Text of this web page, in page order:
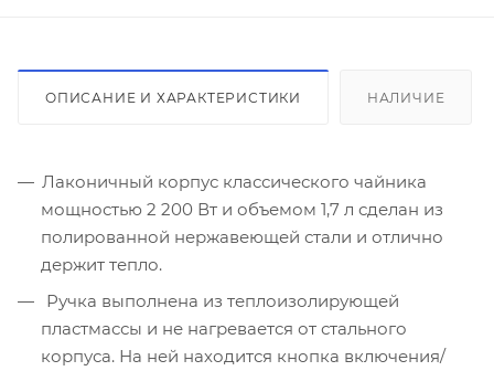
ОПИСАНИЕ И ХАРАКТЕРИСТИКИ НАЛИЧИЕ
Лаконичный корпус классического чайника
мощностью 2 200 Вт и объемом 1,7 л сделан из
полированной нержавеющей стали и отлично
держит тепло.
Ручка выполнена из теплоизолирующей
пластмассы и не нагревается от стального
корпуса. На ней находится кнопка включения/